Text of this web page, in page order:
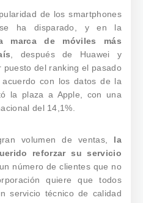
de los smartphones
ha disparado, y en la
marca de móviles más
, después de Huawei y
puesto del ranking el pasado
con los datos de la
la plaza a Apple, con una
del 14,1%.
volumen de ventas, la
reforzar su servicio
número de clientes que no
quiere que todos
servicio técnico de calidad